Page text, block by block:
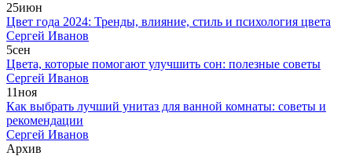
25июн
Цвет года 2024: Тренды, влияние, стиль и психология цвета
Сергей Иванов
5сен
Цвета, которые помогают улучшить сон: полезные советы
Сергей Иванов
11ноя
Как выбрать лучший унитаз для ванной комнаты: советы и
рекомендации
Сергей Иванов
Архив